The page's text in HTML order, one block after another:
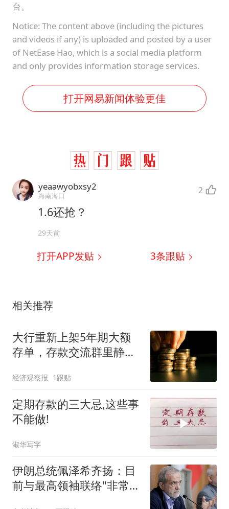
台。
Notice: The content above (including the pictures
and videos if any) is uploaded and posted by a user
of NetEase Hao, which is a social media platform
and only provides information storage services.
打开网易新闻体验更佳
yeaawyobxsy2
海南海口 2
1.6还抢？
29天前
打开APP发贴 3条跟贴
相关推荐
大行重新上架5年期大额
存单，存款交流群里静悄
经济观察报 1跟贴
定期存款的三大忌,这些事
不能做!
淑华写字
伊朗总统佩泽希齐扬：目
前与最高领袖联络"非常困